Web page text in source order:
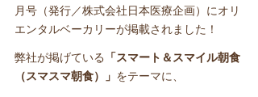
月号（発行／株式会社日本医療企画）にオリ
エンタルベーカリーが掲載されました！
弊社が掲げている
「スマート＆スマイル朝食
（スマスマ朝食）」 をテーマに、